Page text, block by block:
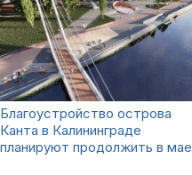
Благоустройство острова
Канта в Калининграде
планируют продолжить в мае